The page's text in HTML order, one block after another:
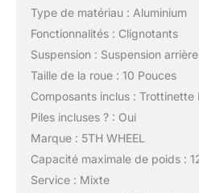
Type de matériau : Aluminium
Fonctionnalités : Clignotants
Suspension : Suspension arrière
Taille de la roue : 10 Pouces
Composants inclus : Trottinette
Piles incluses ? : Oui
Marque : 5TH WHEEL
Capacité maximale de poids :
Service : Mixte